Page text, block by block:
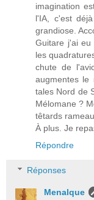
imagination
l'IA, c'est
grandiose.
Guitare j'ai eu
les
chute de
augmentes le
tales Nord de
Mélomane ?
têtards
À plus. Je
Répondre
Réponses
Menalque